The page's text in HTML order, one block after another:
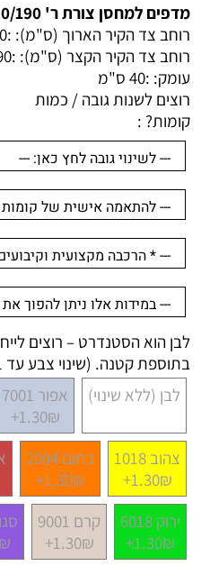
מדפים למחסן צורת ר' 320/190 ס"מ עומק 40 ס"מ
רוחב צד הקיר הארוך (ס"מ): :
רוחב צד הקיר הקצר (ס"מ): :
עומק: :40 ס"מ
רוצים לשנות גובה / כמות
קומות? :
לבן הוא הסטנדרט – רוצים
בתוספת קטנה. (שינוי צבע עד 21 ימי עסקים:
לבן (ללא שינוי)
אפור 7001
1.30₪+
צהוב 1018
1.30₪+
כתום 2004
1.30₪+
ירוק 6018
1.30₪+
קרם 9001
1.30₪+
סגול